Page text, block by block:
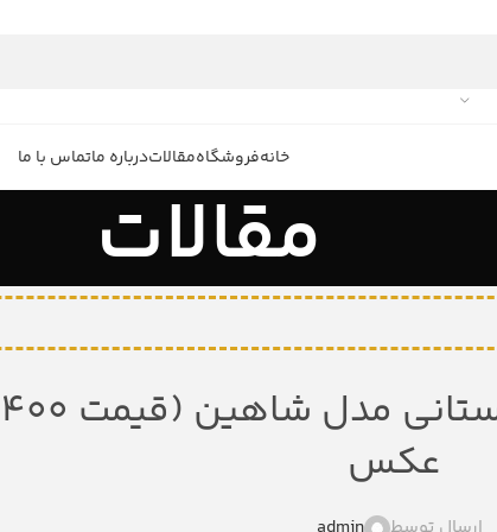
خانهفروشگاهمقالاتدرباره ماتماس با ما
مقالات
عکس